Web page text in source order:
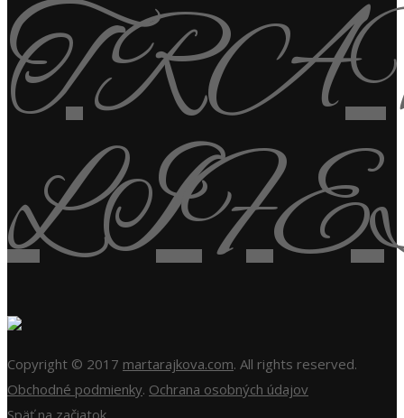
Copyright © 2017 martarajkova.com. All rights reserved.
Obchodné podmienky. Ochrana osobných údajov
Späť na začiatok